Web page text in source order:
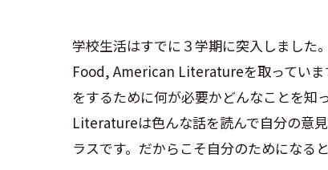
学校生活はすでに３学期に突入しまし
Food, American Literatureを取ってい
をするために何が必要かどんなことを知
Literatureは色んな話を読んで自分の意
ラスです。だからこそ自分のためになる